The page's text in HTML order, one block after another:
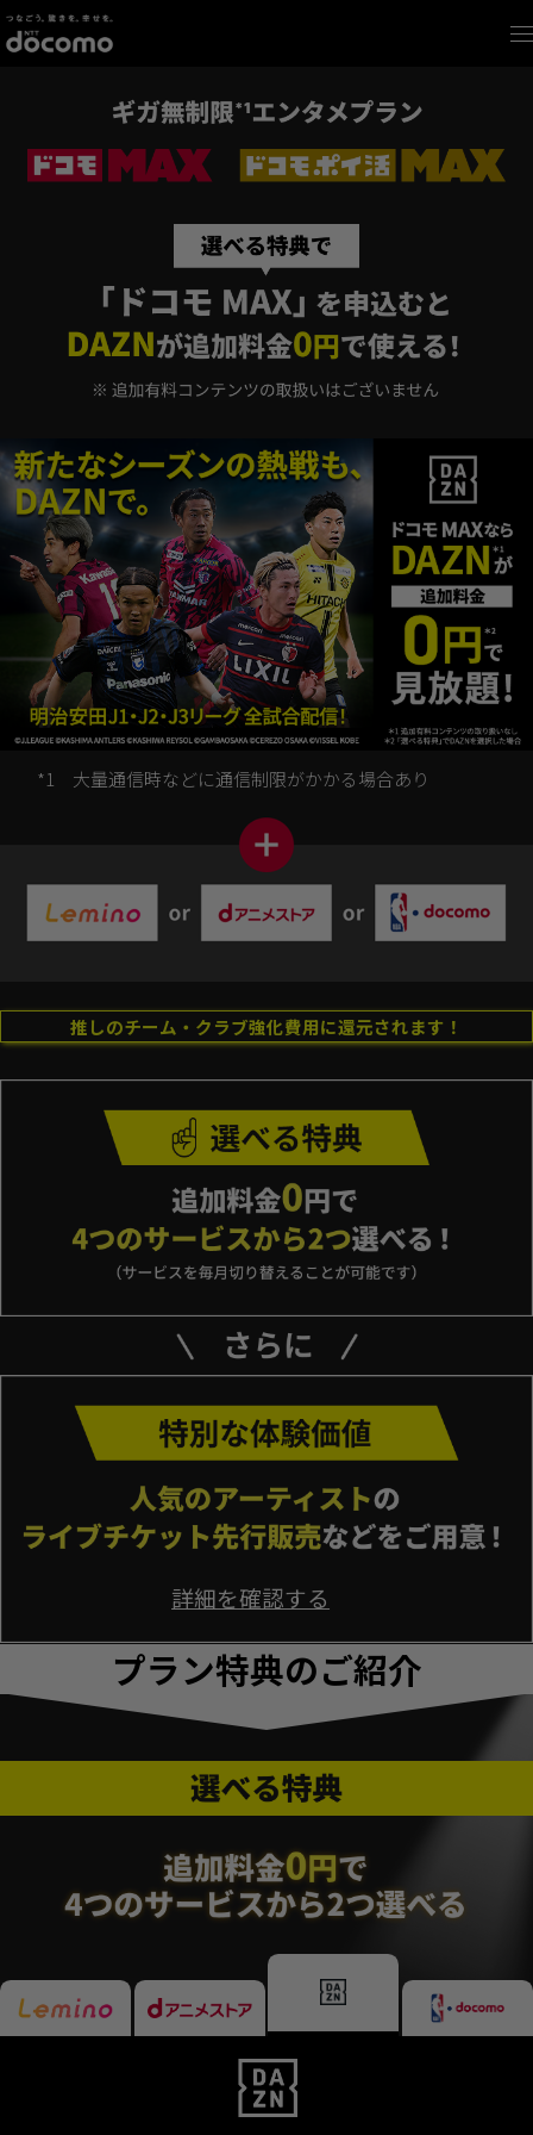
プラン特典
料金プラン
お申込み手続き
よくあるご質問
お問い合わせ先
ドコモの選べるプラン
*1 大量通信時などに通信制限がかかる場合あり
新たにドコモを契約する方
次の3つからご希望の契約方法をお選びください。
SIMのみで契約する
キャンペーンのエントリーはこちら
機種（iPhone）を一緒に購入する
機種（Android）を一緒に購入する
すでにドコモをご契約中のお客さまは、
「×」ボタンで一つ前に戻り、
「契約中のプランを変更する」ボタンを選択してくださ
い。
推しのチーム・クラブ強化費用に還元されます！
詳細を確認する
プラン特典のご紹介